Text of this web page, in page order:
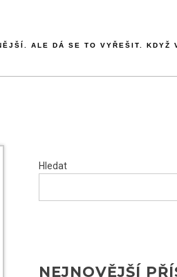
ALE DÁ SE TO VYŘEŠIT. KDYŽ
Hledat
NEJNOVĚJŠÍ